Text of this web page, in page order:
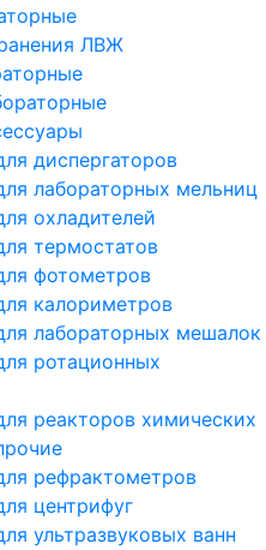
ЛВЖ
диспергаторов
лабораторных мельниц
охладителей
термостатов
фотометров
калориметров
лабораторных мешалок
ротационных
реакторов химических
рефрактометров
центрифуг
ультразвуковых ванн